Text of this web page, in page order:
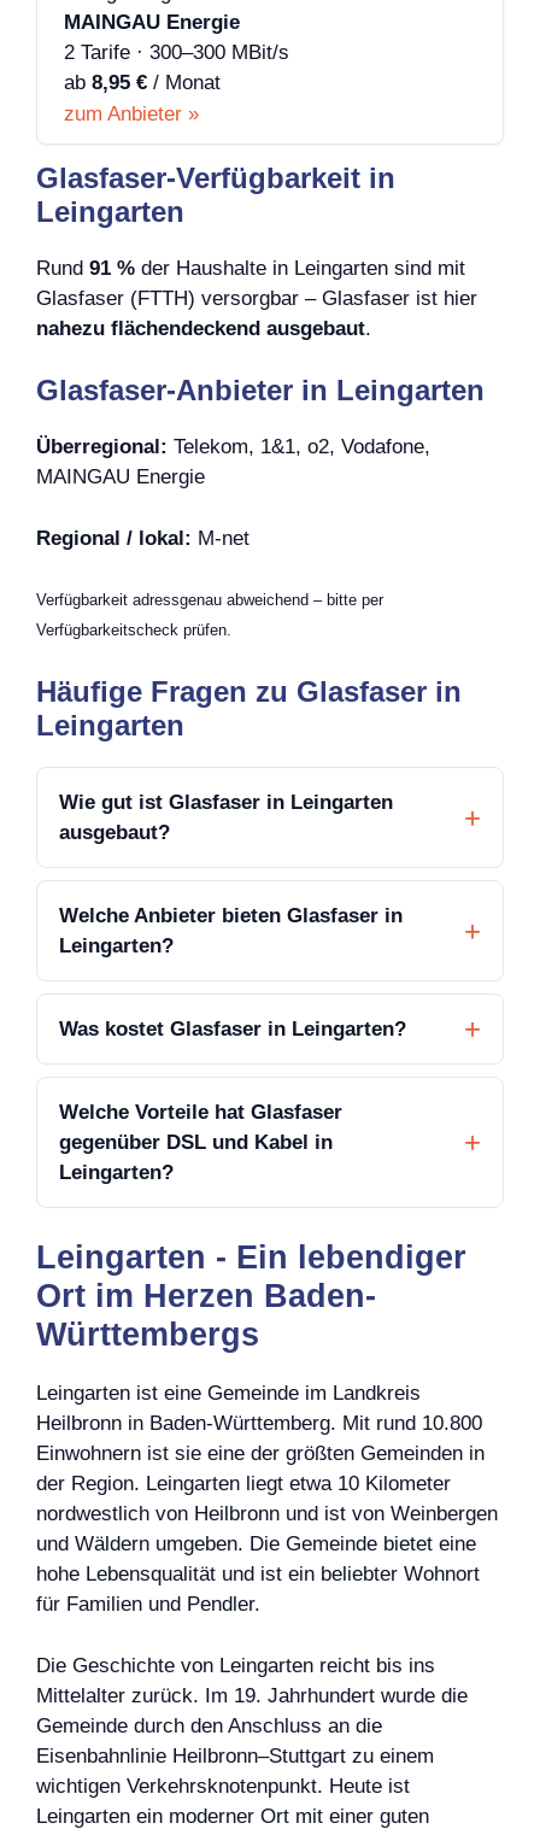
MAINGAU Energie
2 Tarife · 300–300 MBit/s
ab 8,95 € / Monat
zum Anbieter »
Glasfaser-Verfügbarkeit in
Leingarten
Rund 91 % der Haushalte in Leingarten sind mit
Glasfaser (FTTH) versorgbar – Glasfaser ist hier
nahezu flächendeckend ausgebaut.
Glasfaser-Anbieter in Leingarten
Überregional: Telekom, 1&1, o2, Vodafone,
MAINGAU Energie
Regional / lokal: M-net
Verfügbarkeit adressgenau abweichend – bitte per
Verfügbarkeitscheck prüfen.
Häufige Fragen zu Glasfaser in
Leingarten
Wie gut ist Glasfaser in Leingarten
ausgebaut?
Welche Anbieter bieten Glasfaser in
Leingarten?
Was kostet Glasfaser in Leingarten?
Welche Vorteile hat Glasfaser
gegenüber DSL und Kabel in
Leingarten?
Leingarten - Ein lebendiger
Ort im Herzen Baden-
Württembergs
Leingarten ist eine Gemeinde im Landkreis
Heilbronn in Baden-Württemberg. Mit rund 10.800
Einwohnern ist sie eine der größten Gemeinden in
der Region. Leingarten liegt etwa 10 Kilometer
nordwestlich von Heilbronn und ist von Weinbergen
und Wäldern umgeben. Die Gemeinde bietet eine
hohe Lebensqualität und ist ein beliebter Wohnort
für Familien und Pendler.
Die Geschichte von Leingarten reicht bis ins
Mittelalter zurück. Im 19. Jahrhundert wurde die
Gemeinde durch den Anschluss an die
Eisenbahnlinie Heilbronn–Stuttgart zu einem
wichtigen Verkehrsknotenpunkt. Heute ist
Leingarten ein moderner Ort mit einer guten